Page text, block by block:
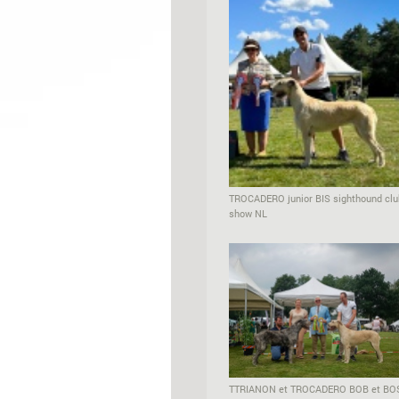
TROCADERO junior BIS sighthound
show NL
TTRIANON et TROCADERO BOB et